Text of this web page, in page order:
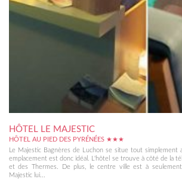
HÔTEL LE MAJESTIC
HÔTEL AU PIED DES PYRÉNÉES ★★★
Le Majestic Bagnères de Luchon se situe tout simplement
emplacement est donc idéal. L'hôtel se trouve à côté de la
et des Thermes. De plus, le centre ville est à
Majestic lui...